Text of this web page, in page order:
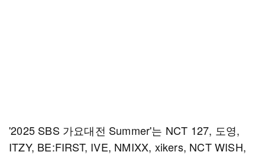
'2025 SBS 가요대전 Summer'는 NCT 127, 도영,
ITZY, BE:FIRST, IVE, NMIXX, xikers, NCT WISH,